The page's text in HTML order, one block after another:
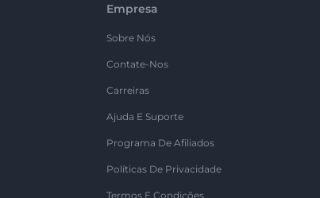
Empresa
Sobre Nós
Contate-Nos
Carreiras
Ajuda E Suporte
Programa De Afiliados
Políticas De Privacidade
Termos E Condições